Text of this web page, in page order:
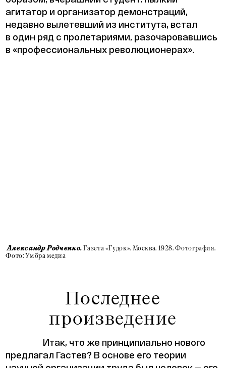
агитатор и организатор демонстраций,
недавно вылетевший из института, встал
в один ряд с пролетариями, разочаровавшись
в «профессиональных революционерах».
Александр Родченко. Газета «Гудок». Москва. 1928. Фотография.
Фото: Умбра медиа
Последнее
произведение
Итак, что же принципиально нового
предлагал Гастев? В основе его теории